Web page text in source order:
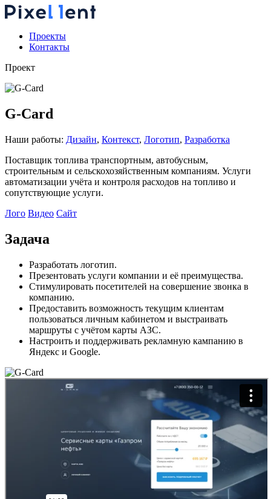
Проекты
Контакты
Проект
G-Card
Наши работы: Дизайн, Контекст, Логотип, Разработка
Поставщик топлива транспортным, автобусным,
строительным и сельскохозяйственным компаниям. Услуги
автоматизации учёта и контроля расходов на топливо и
сопутствующие услуги.
Лого Видео Сайт
Задача
Разработать логотип.
Презентовать услуги компании и её преимущества.
Стимулировать посетителей на совершение звонка в
компанию.
Предоставить возможность текущим клиентам
пользоваться личным кабинетом и выстраивать
маршруты с учётом карты АЗС.
Настроить и поддерживать рекламную кампанию в
Яндекс и Google.